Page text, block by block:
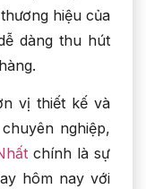
hiệu của
dàng thu hút
vị thiết kế và
nghiệp,
chính là sự
hôm nay với